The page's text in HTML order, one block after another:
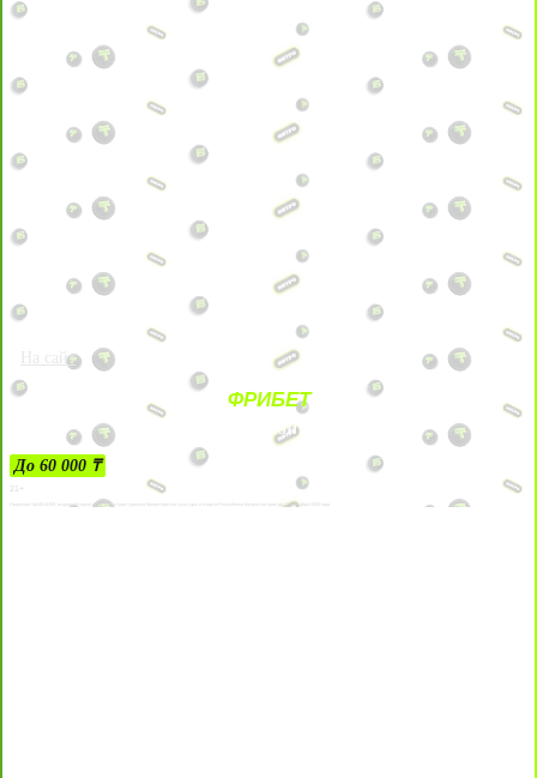
На сайт
ФРИБЕТ
ЗА ДЕПОЗИТЫ
До 60 000 ₸
21+
Лицензии №24514359, выданной комитетом индустрии туризма Министерства культуры и спорта Республики Казахстан срок до 27 сентября 2034 года.